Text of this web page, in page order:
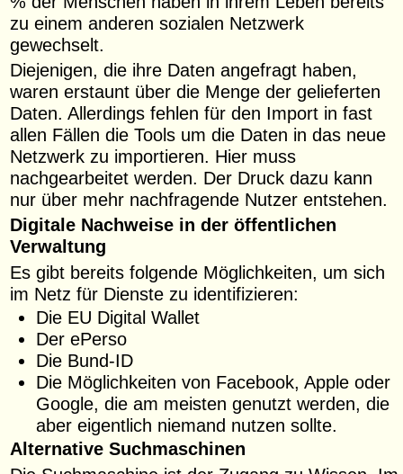
zu einem anderen sozialen Netzwerk
gewechselt.
Diejenigen, die ihre Daten angefragt haben,
waren erstaunt über die Menge der gelieferten
Daten. Allerdings fehlen für den Import in fast
allen Fällen die Tools um die Daten in das neue
Netzwerk zu importieren. Hier muss
nachgearbeitet werden. Der Druck dazu kann
nur über mehr nachfragende Nutzer entstehen.
Digitale Nachweise in der öffentlichen
Verwaltung
Es gibt bereits folgende Möglichkeiten, um sich
im Netz für Dienste zu identifizieren:
Die EU Digital Wallet
Der ePerso
Die Bund-ID
Die Möglichkeiten von Facebook, Apple oder
Google, die am meisten genutzt werden, die
aber eigentlich niemand nutzen sollte.
Alternative Suchmaschinen